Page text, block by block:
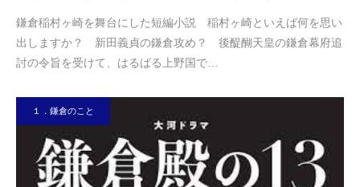
鎌倉稲村ヶ崎を舞台にした短編小説 稲村ヶ崎といえば何を思い
出しますか？ 新田義貞の鎌倉攻め？ 後醍醐天皇の鎌倉幕府追
討の令旨を受けて、はるばる上野国で…
１．鎌倉のこと